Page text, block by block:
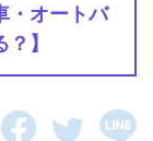
・オートバ
】